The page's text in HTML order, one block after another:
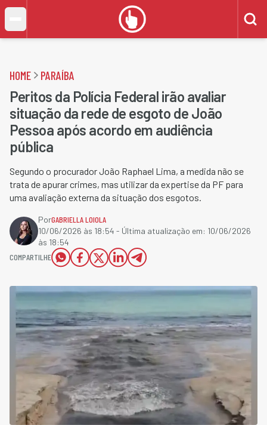
HOME PARAÍBA
Peritos da Polícia Federal irão avaliar
situação da rede de esgoto de João
Pessoa após acordo em audiência
pública
Segundo o procurador João Raphael Lima, a medida não se
trata de apurar crimes, mas utilizar da expertise da PF para
uma avaliação externa da situação dos esgotos.
PorGABRIELLA LOIOLA
10/06/2026 às 18:54 - Última atualização em: 10/06/2026
às 18:54
COMPARTILHE